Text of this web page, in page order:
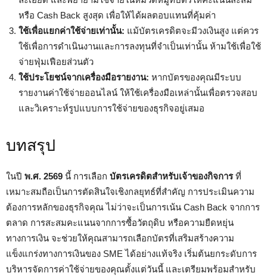
หรือ Cash Back สูงสุด เพื่อให้ได้ผลตอบแทนที่คุ้มค่า
ใช้เพื่อแยกค่าใช้จ่ายเท่านั้น: แม้บัตรเครดิตจะมีวงเงินสูง แต่ควร
ใช้เพื่อการดำเนินงานและการลงทุนที่จำเป็นเท่านั้น ห้ามใช้เพื่อใช้
จ่ายฟุ่มเฟือยส่วนตัว
ใช้ประโยชน์จากเครื่องมือรายงาน: หากบัตรของคุณมีระบบ
รายงานค่าใช้จ่ายออนไลน์ ให้ใช้เครื่องมือเหล่านั้นเพื่อตรวจสอบ
และวิเคราะห์รูปแบบการใช้จ่ายของธุรกิจอยู่เสมอ
บทสรุป
ในปี พ.ศ. 2569 นี้ การเลือก บัตรเครดิตสำหรับเจ้าของกิจการที่
เหมาะสมถือเป็นการตัดสินใจเชิงกลยุทธ์ที่สำคัญ การประเมินความ
ต้องการหลักของธุรกิจคุณ ไม่ว่าจะเป็นการเน้น Cash Back จากการ
ตลาด การสะสมคะแนนจากการซื้อวัตถุดิบ หรือความยืดหยุ่น
ทางการเงิน จะช่วยให้คุณสามารถเลือกบัตรที่เสริมสร้างความ
แข็งแกร่งทางการเงินของ SME ได้อย่างแท้จริง เริ่มต้นยกระดับการ
บริหารจัดการค่าใช้จ่ายของคุณตั้งแต่วันนี้ และเตรียมพร้อมสำหรับ